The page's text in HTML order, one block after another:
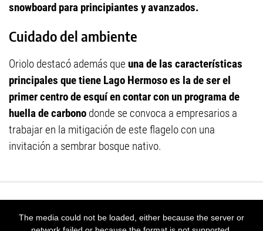
snowboard para principiantes y avanzados.
Cuidado del ambiente
Oriolo destacó además que una de las características
principales que tiene Lago Hermoso es la de ser el
primer centro de esquí en contar con un programa de
huella de carbono donde se convoca a empresarios a
trabajar en la mitigación de este flagelo con una
invitación a sembrar bosque nativo.